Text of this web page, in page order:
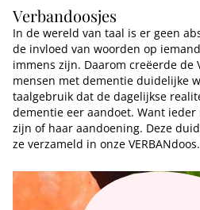
Verbandoosjes
In de wereld van taal is er geen
de invloed van woorden op
immens zijn. Daarom creëerde de
mensen met dementie duidelijke
taalgebruik dat de dagelijkse
dementie eer aandoet. Want ieder
zijn of haar aandoening. Deze
ze verzameld in onze VERBANdoos.